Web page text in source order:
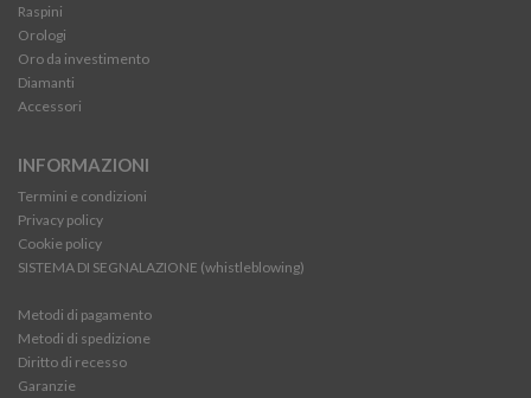
Raspini
Orologi
Oro da investimento
Diamanti
Accessori
INFORMAZIONI
Termini e condizioni
Privacy policy
Cookie policy
SISTEMA DI SEGNALAZIONE (whistleblowing)
Metodi di pagamento
Metodi di spedizione
Diritto di recesso
Garanzie